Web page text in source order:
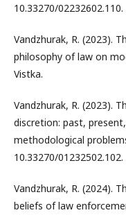
10.33270/02232602.110.
Vandzhurak, R. (2023).
philosophy of law on
Vistka.
Vandzhurak, R. (2023).
discretion: past,
methodological
10.33270/01232502.102.
Vandzhurak, R. (2024).
beliefs of law